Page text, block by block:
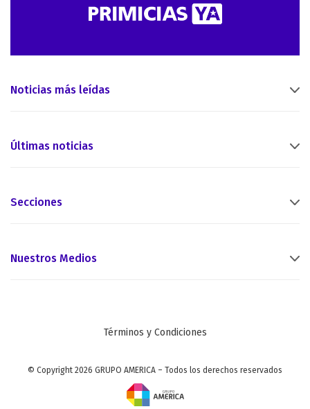
Noticias más leídas
Últimas noticias
Secciones
Nuestros Medios
Términos y Condiciones
© Copyright 2026 GRUPO AMERICA – Todos los derechos reservados